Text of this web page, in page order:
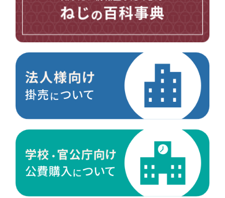
その他ねじ
電材・設備
切削工具
ケミカル製品
荷役伝導